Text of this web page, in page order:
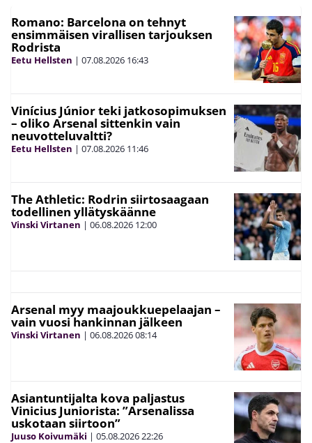
Romano: Barcelona on tehnyt
ensimmäisen virallisen tarjouksen
Rodrista
Eetu Hellsten | 07.08.2026 16:43
Vinícius Júnior teki jatkosopimuksen
– oliko Arsenal sittenkin vain
neuvotteluvaltti?
Eetu Hellsten | 07.08.2026 11:46
The Athletic: Rodrin siirtosaagaan
todellinen yllätyskäänne
Vinski Virtanen | 06.08.2026 12:00
Arsenal myy maajoukkuepelaajan –
vain vuosi hankinnan jälkeen
Vinski Virtanen | 06.08.202608:14
Asiantuntijalta kova paljastus
Vinicius Juniorista: ”Arsenalissa
uskotaan siirtoon”
Juuso Koivumäki | 05.08.202622:26